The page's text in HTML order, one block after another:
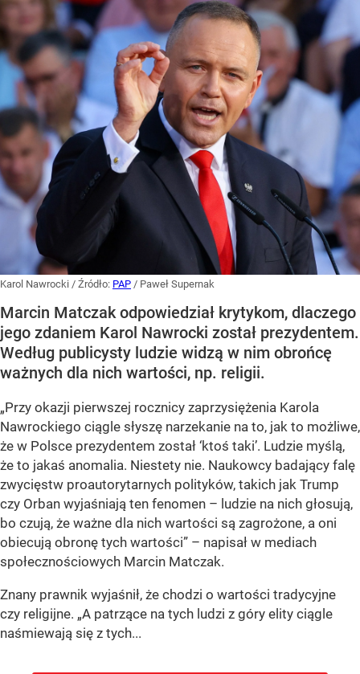
Karol Nawrocki / Źródło: PAP / Paweł Supernak
Marcin Matczak odpowiedział krytykom, dlaczego
jego zdaniem Karol Nawrocki został prezydentem.
Według publicysty ludzie widzą w nim obrońcę
ważnych dla nich wartości, np. religii.
„Przy okazji pierwszej rocznicy zaprzysiężenia Karola
Nawrockiego ciągle słyszę narzekanie na to, jak to możliwe,
że w Polsce prezydentem został ‘ktoś taki’. Ludzie myślą,
że to jakaś anomalia. Niestety nie. Naukowcy badający falę
zwycięstw proautorytarnych polityków, takich jak Trump
czy Orban wyjaśniają ten fenomen – ludzie na nich głosują,
bo czują, że ważne dla nich wartości są zagrożone, a oni
obiecują obronę tych wartości” – napisał w mediach
społecznościowych Marcin Matczak.
Znany prawnik wyjaśnił, że chodzi o wartości tradycyjne
czy religijne. „A patrzące na tych ludzi z góry elity ciągle
naśmiewają się z tych...